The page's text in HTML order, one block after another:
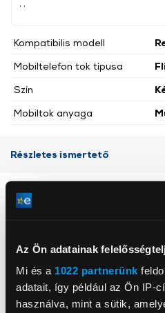
Az Ön adatainak
Mi és a 1022 partnerünk
adatait, így például az Ön IP-
használva, mint a sütik,
Kompatibilis modell
Mobiltelefon tok típusa
Szín
Mobiltok anyaga
Részletes ismertető